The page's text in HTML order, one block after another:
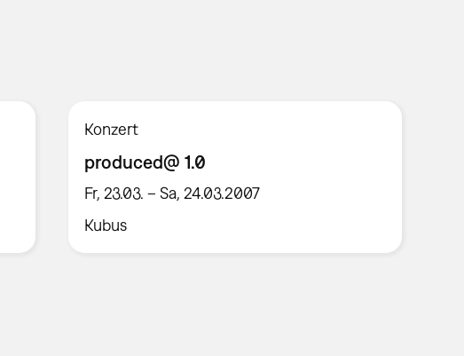
Konzert
produced@ 1.0
Fr, 23.03. – Sa, 24.03.2007
Kubus